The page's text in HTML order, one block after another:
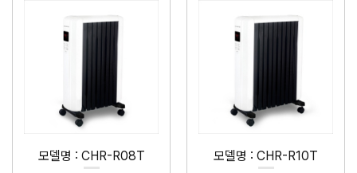
모델명 : CHR-R08T 모델명 : CHR-R10T